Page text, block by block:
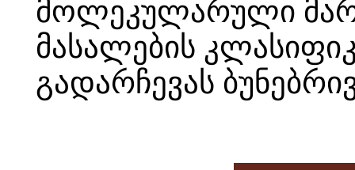
მოლეკულარული
მასალების
გადარჩევას